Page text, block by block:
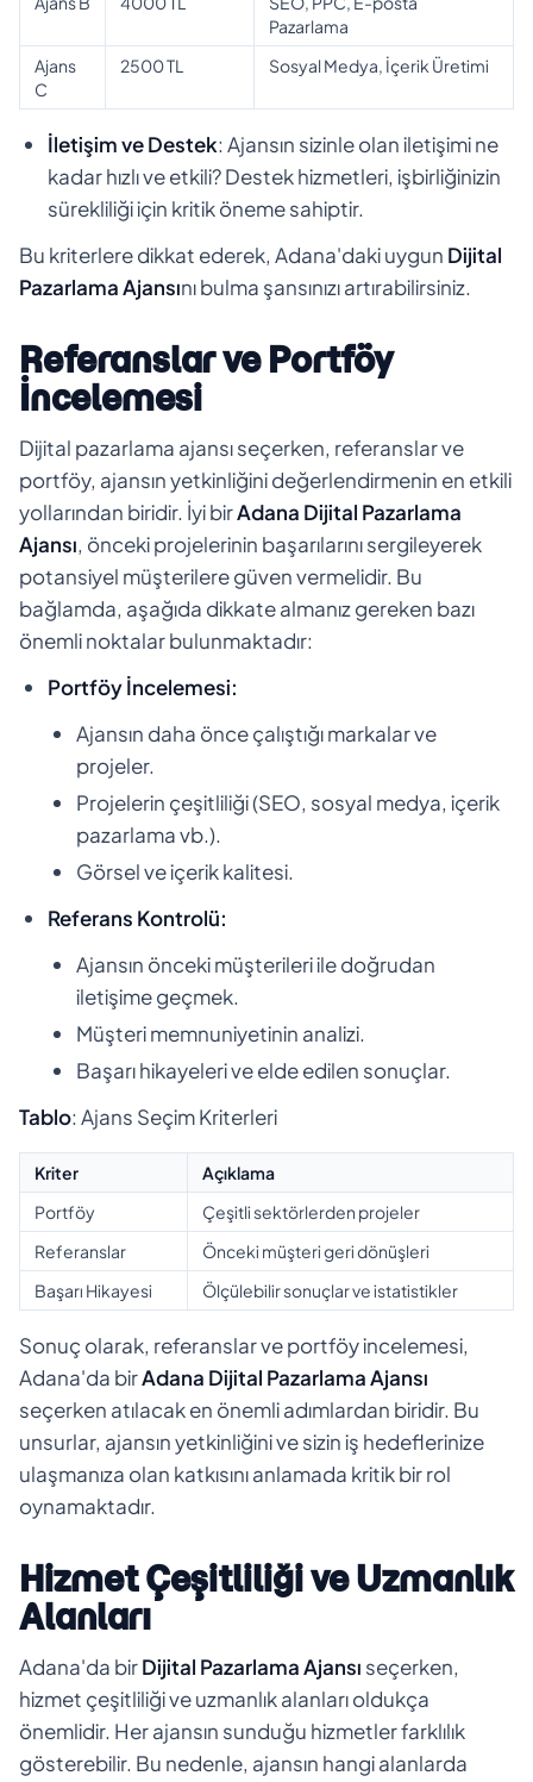
Pazarlama
Ajans
C
2500 TL Sosyal Medya, İçerik Üretimi
İletişim ve Destek: Ajansın sizinle olan iletişimi ne
kadar hızlı ve etkili? Destek hizmetleri, işbirliğinizin
sürekliliği için kritik öneme sahiptir.
Bu kriterlere dikkat ederek, Adana'daki uygun Dijital
Pazarlama Ajansını bulma şansınızı artırabilirsiniz.
Referanslar ve Portföy
İncelemesi
Dijital pazarlama ajansı seçerken, referanslar ve
portföy, ajansın yetkinliğini değerlendirmenin en etkili
yollarından biridir. İyi birAdana Dijital Pazarlama
Ajansı, önceki projelerinin başarılarını sergileyerek
potansiyel müşterilere güven vermelidir. Bu
bağlamda, aşağıda dikkate almanız gereken bazı
önemli noktalar bulunmaktadır:
Portföy İncelemesi:
Ajansın daha önce çalıştığı markalar ve
projeler.
Projelerin çeşitliliği (SEO, sosyal medya, içerik
pazarlama vb.).
Görsel ve içerik kalitesi.
Referans Kontrolü:
Ajansın önceki müşterileri ile doğrudan
iletişime geçmek.
Müşteri memnuniyetinin analizi.
Başarı hikayeleri ve elde edilen sonuçlar.
Tablo: Ajans Seçim Kriterleri
Kriter
Açıklama
Portföy
Çeşitli sektörlerden projeler
Referanslar
Önceki müşteri geri dönüşleri
Başarı Hikayesi
Ölçülebilir sonuçlar ve istatistikler
Sonuç olarak, referanslar ve portföy incelemesi,
Adana'da birAdana Dijital Pazarlama Ajansı
seçerken atılacak en önemli adımlardan biridir. Bu
unsurlar, ajansın yetkinliğini ve sizin iş hedeflerinize
ulaşmanıza olan katkısını anlamada kritik bir rol
oynamaktadır.
Hizmet Çeşitliliği ve Uzmanlık
Alanları
Adana'da birDijital Pazarlama Ajansı seçerken,
hizmet çeşitliliği ve uzmanlık alanları oldukça
önemlidir. Her ajansın sunduğu hizmetler farklılık
gösterebilir. Bu nedenle, ajansın hangi alanlarda